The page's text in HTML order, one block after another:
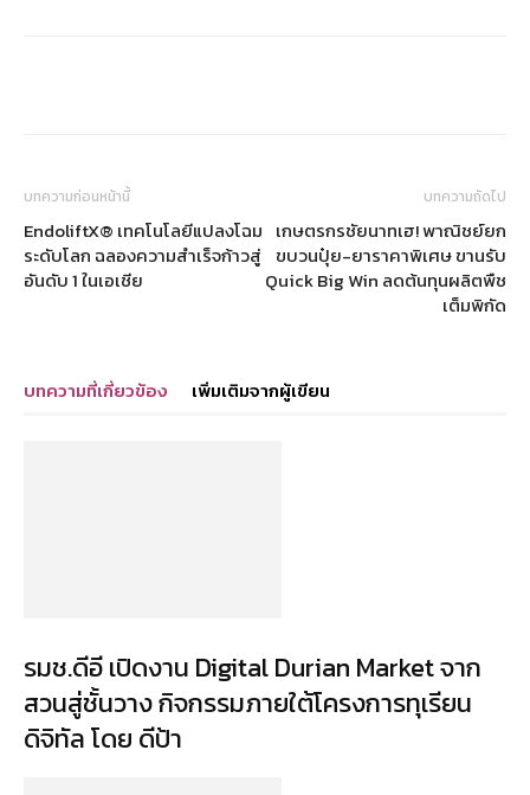
บทความก่อนหน้านี้
EndoliftX® เทคโนโลยีแปลงโฉม
ระดับโลก ฉลองความสำเร็จก้าวสู่
อันดับ 1 ในเอเชีย
บทความถัดไป
เกษตรกรชัยนาทเฮ! พาณิชย์ยก
ขบวนปุ๋ย-ยาราคาพิเศษ ขานรับ
Quick Big Win ลดต้นทุนผลิตพืช
เต็มพิกัด
บทความที่เกี่ยวข้อง เพิ่มเติมจากผู้เขียน
รมช.ดีอี เปิดงาน Digital Durian Market จาก
สวนสู่ชั้นวาง กิจกรรมภายใต้โครงการทุเรียน
ดิจิทัล โดย ดีป้า